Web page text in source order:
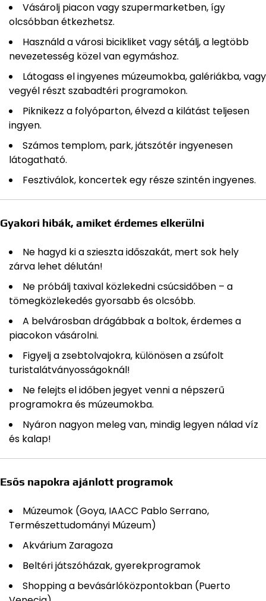
Vásárolj piacon vagy szupermarketben, így
olcsóbban étkezhetsz.
Használd a városi bicikliket vagy sétálj, a legtöbb
nevezetesség közel van egymáshoz.
Látogass el ingyenes múzeumokba, galériákba, vagy
vegyél részt szabadtéri programokon.
Piknikezz a folyóparton, élvezd a kilátást teljesen
ingyen.
Számos templom, park, játszótér ingyenesen
látogatható.
Fesztiválok, koncertek egy része szintén ingyenes.
Gyakori hibák, amiket érdemes elkerülni
Ne hagyd ki a szieszta időszakát, mert sok hely
zárva lehet délután!
Ne próbálj taxival közlekedni csúcsidőben – a
tömegközlekedés gyorsabb és olcsóbb.
A belvárosban drágábbak a boltok, érdemes a
piacokon vásárolni.
Figyelj a zsebtolvajokra, különösen a zsúfolt
turistalátványosságoknál!
Ne felejts el időben jegyet venni a népszerű
programokra és múzeumokba.
Nyáron nagyon meleg van, mindig legyen nálad víz
és kalap!
Esős napokra ajánlott programok
Múzeumok (Goya, IAACC Pablo Serrano,
Természettudományi Múzeum)
Akvárium Zaragoza
Beltéri játszóházak, gyerekprogramok
Shopping a bevásárlóközpontokban (Puerto